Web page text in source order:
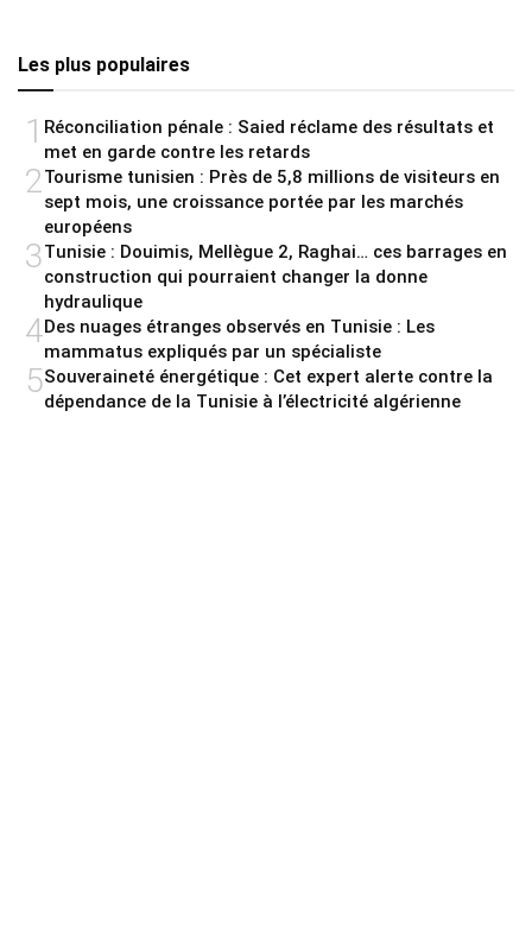
Les plus populaires
1 Réconciliation pénale : Saied réclame des résultats et
met en garde contre les retards
2Tourisme tunisien : Près de 5,8 millions de visiteurs en
sept mois, une croissance portée par les marchés
européens
3Tunisie : Douimis, Mellègue 2, Raghai… ces barrages en
construction qui pourraient changer la donne
hydraulique
4Des nuages étranges observés en Tunisie : Les
mammatus expliqués par un spécialiste
5Souveraineté énergétique : Cet expert alerte contre la
dépendance de la Tunisie à l’électricité algérienne